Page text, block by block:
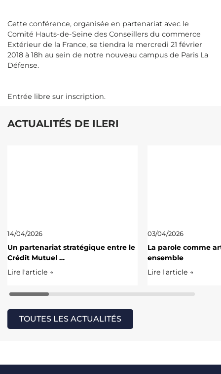
Cette conférence, organisée en partenariat avec le
Comité Hauts-de-Seine des Conseillers du commerce
Extérieur de la France, se tiendra le mercredi 21 février
2018 à 18h au sein de notre nouveau campus de Paris La
Défense.
Entrée libre sur inscription.
ACTUALITÉS DE ILERI
14/04/2026
Un partenariat stratégique entre le
Crédit Mutuel …
Lire l'article →
03/04/2026
La parole comme
ensemble
Lire l'article →
TOUTES LES ACTUALITÉS